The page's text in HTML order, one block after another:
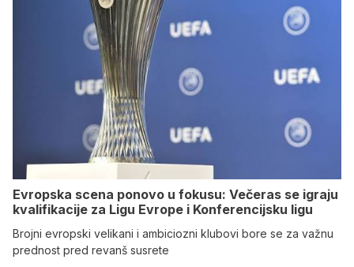
Evropska scena ponovo u fokusu: Večeras se igraju
kvalifikacije za Ligu Evrope i Konferencijsku ligu
Brojni evropski velikani i ambiciozni klubovi bore se za važnu
prednost pred revanš susrete